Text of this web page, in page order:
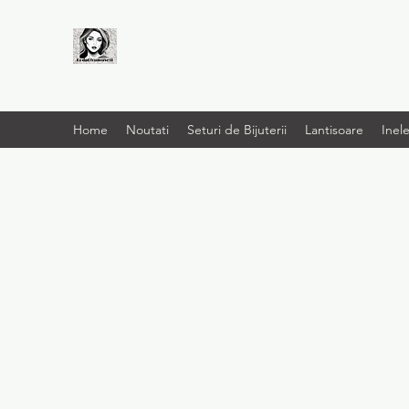
Home Noutati Seturi de Bijuterii Lantisoare Inele